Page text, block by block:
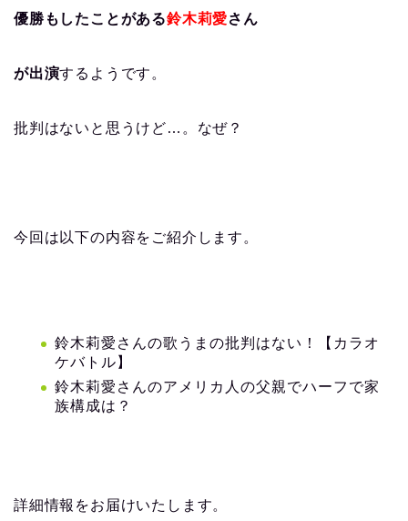
優勝もしたことがある鈴木莉愛さん
が出演するようです。
批判はないと思うけど…。なぜ？
今回は以下の内容をご紹介します。
鈴木莉愛さんの歌うまの批判はない！【カラオ
ケバトル】
鈴木莉愛さんのアメリカ人の父親でハーフで家
族構成は？
詳細情報をお届けいたします。